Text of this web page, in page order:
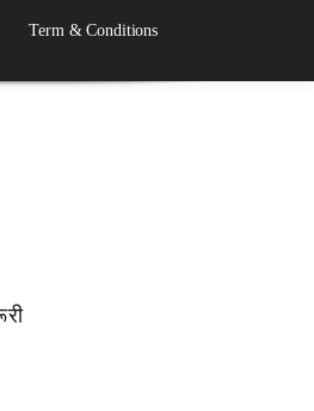
Term & Conditions